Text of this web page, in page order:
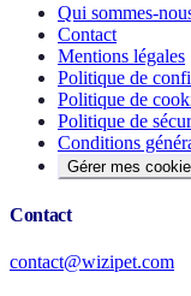
Qui sommes-
Contact
Mentions légales
Politique de
Politique de
Politique de
Conditions
Gérer mes
Contact
contact@wizipet.com